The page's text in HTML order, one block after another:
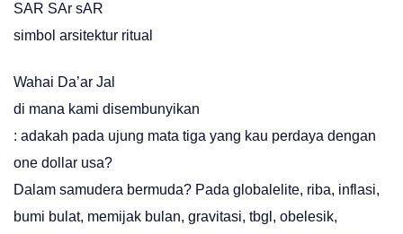
SAR SAr sAR
simbol arsitektur ritual
Wahai Da’ar Jal
di mana kami disembunyikan
: adakah pada ujung mata tiga yang kau perdaya dengan
one dollar usa?
Dalam samudera bermuda? Pada globalelite, riba, inflasi,
bumi bulat, memijak bulan, gravitasi, tbgl, obelesik,